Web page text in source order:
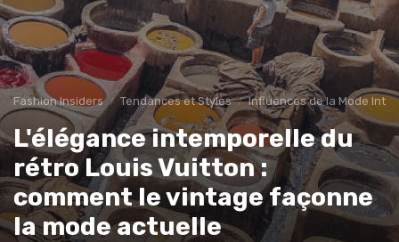
Fashion Insiders Tendances et Styles Influences de la Mode
L'élégance intemporelle du
rétro Louis Vuitton :
comment le vintage façonne
la mode actuelle